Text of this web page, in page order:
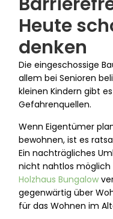
Heute
denken
Die eingeschossige
allem bei Senioren
kleinen Kindern gibt
Gefahrenquellen.
Wenn Eigentümer
bewohnen, ist es
Ein nachträgliches
nicht nahtlos möglich
Holzhaus Bungalow
gegenwärtig über
für das Wohnen im